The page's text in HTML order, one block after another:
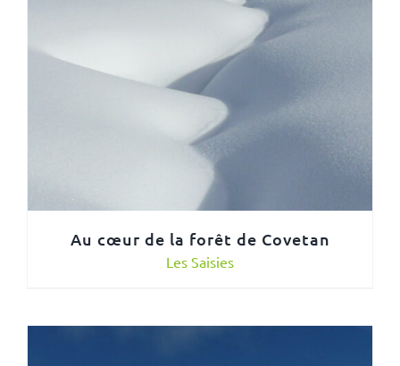
Au cœur de la forêt de Covetan
Les Saisies